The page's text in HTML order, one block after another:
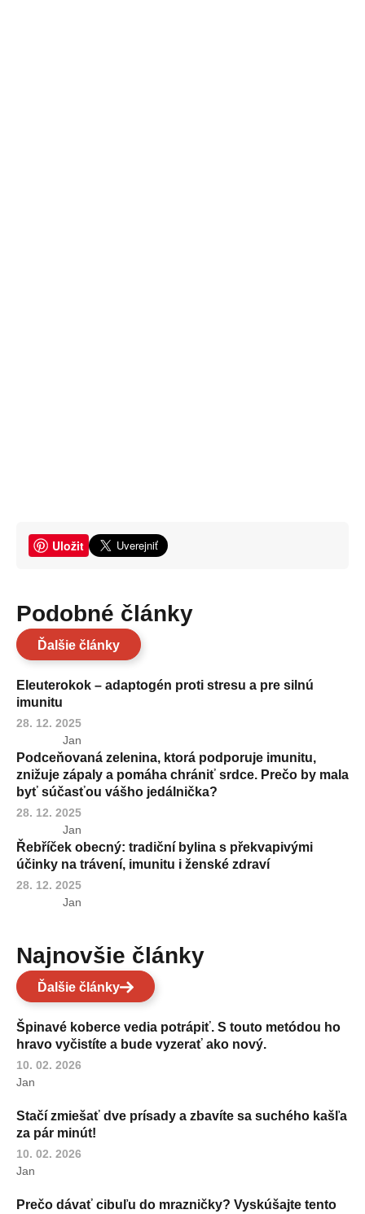
Uložit
Podobné články
Ďalšie články
Eleuterokok – adaptogén proti stresu a pre silnú
imunitu
28. 12. 2025
Jan
Podceňovaná zelenina, ktorá podporuje imunitu,
znižuje zápaly a pomáha chrániť srdce. Prečo by mala
byť súčasťou vášho jedálnička?
28. 12. 2025
Jan
Řebříček obecný: tradiční bylina s překvapivými
účinky na trávení, imunitu i ženské zdraví
28. 12. 2025
Jan
Najnovšie články
Ďalšie články
Špinavé koberce vedia potrápiť. S touto metódou ho
hravo vyčistíte a bude vyzerať ako nový.
10. 02. 2026
Jan
Stačí zmiešať dve prísady a zbavíte sa suchého kašľa
za pár minút!
10. 02. 2026
Jan
Prečo dávať cibuľu do mrazničky? Vyskúšajte tento